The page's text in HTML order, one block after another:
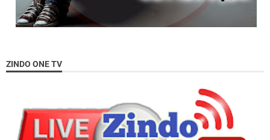
ZINDO ONE TV